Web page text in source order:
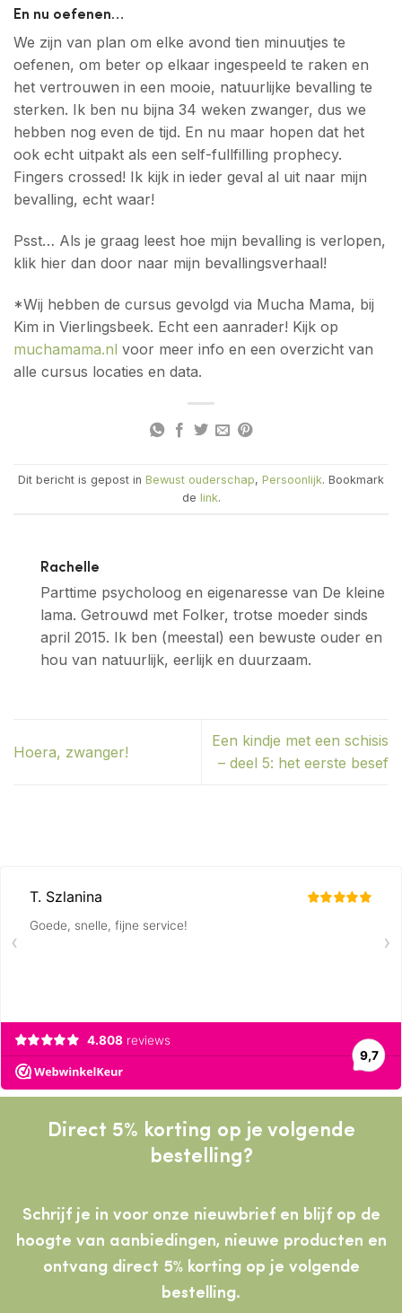
En nu oefenen…
We zijn van plan om elke avond tien minuutjes te
oefenen, om beter op elkaar ingespeeld te raken en
het vertrouwen in een mooie, natuurlijke bevalling te
sterken. Ik ben nu bijna 34 weken zwanger, dus we
hebben nog even de tijd. En nu maar hopen dat het
ook echt uitpakt als een self-fullfilling prophecy.
Fingers crossed! Ik kijk in ieder geval al uit naar mijn
bevalling, echt waar!
Psst… Als je graag leest hoe mijn bevalling is verlopen,
klik hier dan door naar mijn bevallingsverhaal!
*Wij hebben de cursus gevolgd via Mucha Mama, bij
Kim in Vierlingsbeek. Echt een aanrader! Kijk op
muchamama.nl voor meer info en een overzicht van
alle cursus locaties en data.
Dit bericht is gepost in Bewust ouderschap, Persoonlijk. Bookmark
de link.
Rachelle
Parttime psycholoog en eigenaresse van De kleine
lama. Getrouwd met Folker, trotse moeder sinds
april 2015. Ik ben (meestal) een bewuste ouder en
hou van natuurlijk, eerlijk en duurzaam.
Hoera, zwanger!
Een kindje met een schisis
– deel 5: het eerste besef
Direct 5% korting op je volgende
bestelling?
Schrijf je in voor onze nieuwbrief en blijf op de
hoogte van aanbiedingen, nieuwe producten en
ontvang direct 5% korting op je volgende
bestelling.